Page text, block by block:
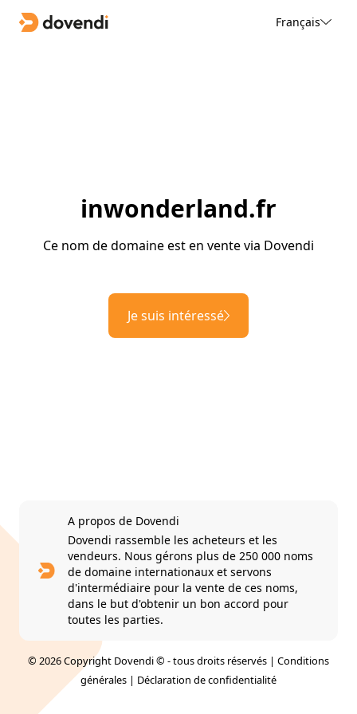
Français
inwonderland.fr
Ce nom de domaine est en vente via Dovendi
Je suis intéressé
A propos de Dovendi
Dovendi rassemble les acheteurs et les
vendeurs. Nous gérons plus de 250 000 noms
de domaine internationaux et servons
d'intermédiaire pour la vente de ces noms,
dans le but d'obtenir un bon accord pour
toutes les parties.
© 2026 Copyright Dovendi © - tous droits réservés | Conditions
générales | Déclaration de confidentialité